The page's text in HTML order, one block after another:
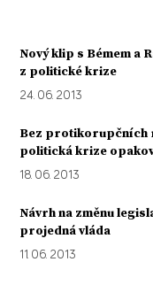
Nový klip s Bémem a
z politické krize
24. 06. 2013
Bez protikorupčních
politická krize
18. 06. 2013
Návrh na změnu
projedná vláda
11. 06. 2013